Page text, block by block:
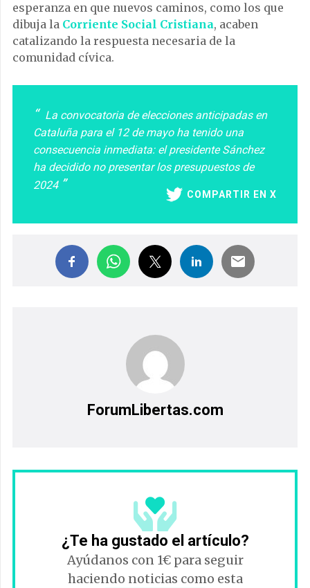
esperanza en que nuevos caminos, como los que
dibuja la Corriente Social Cristiana, acaben
catalizando la respuesta necesaria de la
comunidad cívica.
La convocatoria de elecciones anticipadas en
Cataluña para el 12 de mayo ha tenido una
consecuencia inmediata: el presidente Sánchez
ha decidido no presentar los presupuestos de
2024
COMPARTIR EN X
ForumLibertas.com
¿Te ha gustado el artículo?
Ayúdanos con 1€ para seguir
haciendo noticias como esta